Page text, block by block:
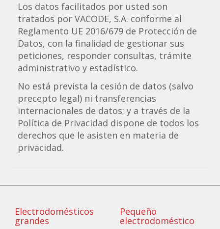
Los datos facilitados por usted son
tratados por VACODE, S.A. conforme al
Reglamento UE 2016/679 de Protección de
Datos, con la finalidad de gestionar sus
peticiones, responder consultas, trámite
administrativo y estadístico.
No está prevista la cesión de datos (salvo
precepto legal) ni transferencias
internacionales de datos; y a través de la
Política de Privacidad dispone de todos los
derechos que le asisten en materia de
privacidad.
Electrodomésticos
grandes
Pequeño
electrodoméstico